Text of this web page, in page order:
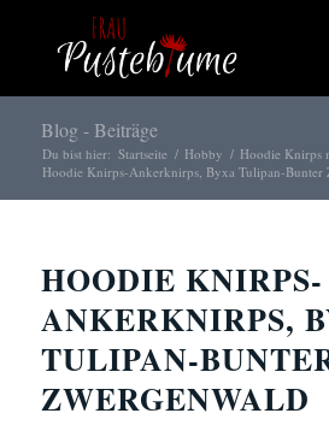
Blog - Beiträge
Du bist hier: Startseite / Hobby / Hoodie Knirps
Hoodie Knirps-Ankerknirps, Byxa Tulipan-Bunter
HOODIE KNIRPS-
ANKERKNIRPS,
TULIPAN-
ZWERGENWALD